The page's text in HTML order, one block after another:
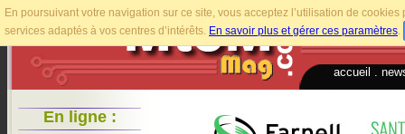
En poursuivant votre navigation sur ce site, vous acceptez l’utilisation de
services adaptés à vos centres d’intérêts. En savoir plus et gérer ces paramètres.
accueil
En ligne :